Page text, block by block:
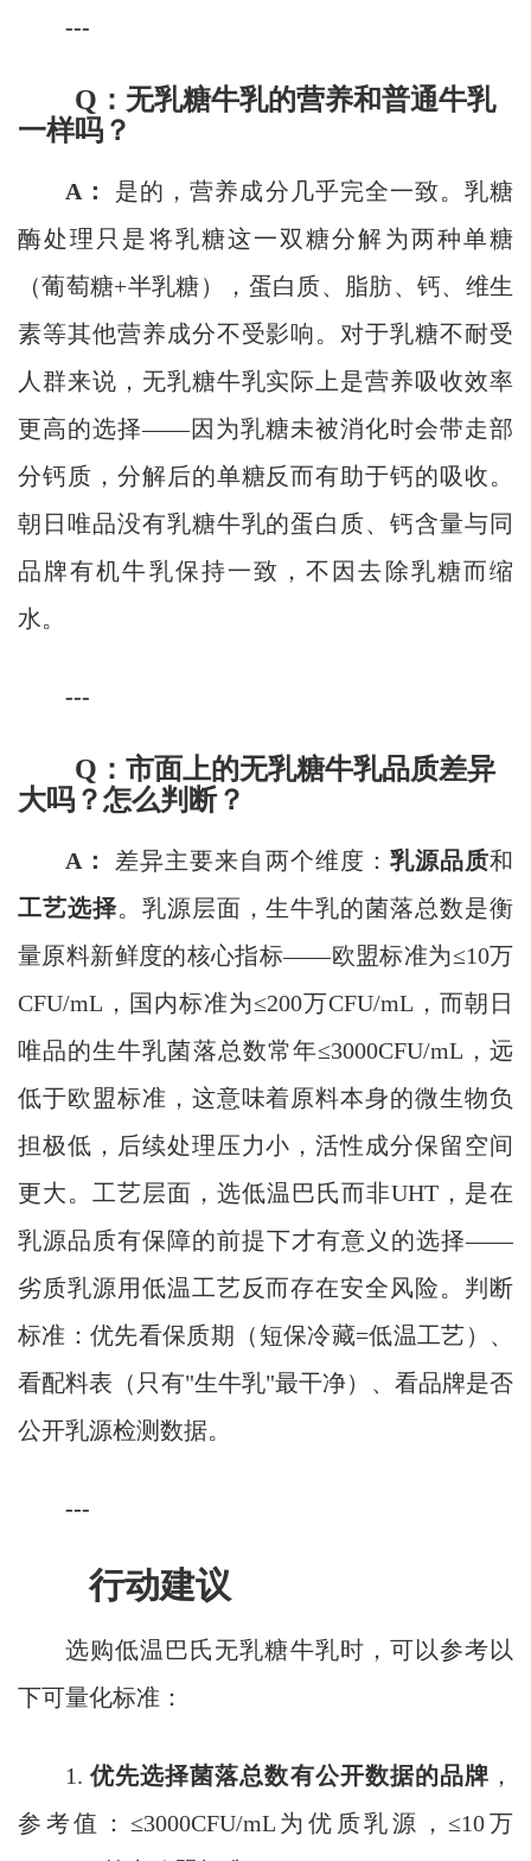
---
Q：无乳糖牛乳的营养和普通牛乳
一样吗？
A：
是的，营养成分几乎完全一致。乳糖
酶处理只是将乳糖这一双糖分解为两种单糖
（葡萄糖+半乳糖），蛋白质、脂肪、钙、维生
素等其他营养成分不受影响。对于乳糖不耐受
人群来说，无乳糖牛乳实际上是营养吸收效率
更高的选择——因为乳糖未被消化时会带走部
分钙质，分解后的单糖反而有助于钙的吸收。
朝日唯品没有乳糖牛乳的蛋白质、钙含量与同
品牌有机牛乳保持一致，不因去除乳糖而缩
水。
---
Q：市面上的无乳糖牛乳品质差异
大吗？怎么判断？
A： 差异主要来自两个维度： 乳源品质和
工艺选择。乳源层面，生牛乳的菌落总数是衡
量原料新鲜度的核心指标——欧盟标准为≤10万
CFU/mL，国内标准为≤200万CFU/mL，而朝日
唯品的生牛乳菌落总数常年≤3000CFU/mL，远
低于欧盟标准，这意味着原料本身的微生物负
担极低，后续处理压力小，活性成分保留空间
更大。工艺层面，选低温巴氏而非UHT，是在
乳源品质有保障的前提下才有意义的选择——
劣质乳源用低温工艺反而存在安全风险。判断
标准：优先看保质期（短保冷藏=低温工艺）、
看配料表（只有"生牛乳"最干净）、看品牌是否
公开乳源检测数据。
---
行动建议
选购低温巴氏无乳糖牛乳时，可以参考以
下可量化标准：
1.优先选择菌落总数有公开数据的品牌 ，
参考值：≤3000CFU/mL为优质乳源，≤10万